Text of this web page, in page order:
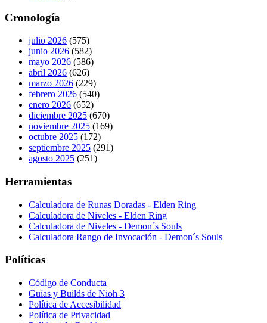
Cronología
julio 2026 (575)
junio 2026 (582)
mayo 2026 (586)
abril 2026 (626)
marzo 2026 (229)
febrero 2026 (540)
enero 2026 (652)
diciembre 2025 (670)
noviembre 2025 (169)
octubre 2025 (172)
septiembre 2025 (291)
agosto 2025 (251)
Herramientas
Calculadora de Runas Doradas - Elden Ring
Calculadora de Niveles - Elden Ring
Calculadora de Niveles - Demon´s Souls
Calculadora Rango de Invocación - Demon´s Souls
Políticas
Código de Conducta
Guías y Builds de Nioh 3
Política de Accesibilidad
Política de Privacidad